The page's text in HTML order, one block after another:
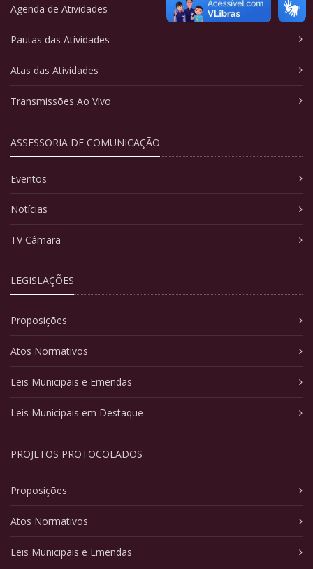
Agenda de Atividades
Pautas das Atividades
Atas das Atividades
Transmissões Ao Vivo
ASSESSORIA DE COMUNICAÇÃO
Eventos
Notícias
TV Câmara
LEGISLAÇÕES
Proposições
Atos Normativos
Leis Municipais e Emendas
Leis Municipais em Destaque
PROJETOS PROTOCOLADOS
Proposições
Atos Normativos
Leis Municipais e Emendas